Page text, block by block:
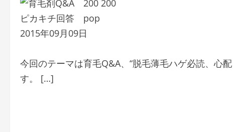
2015年09月09日
今回のテーマは育毛Q&A、“脱毛薄毛ハゲ必読、心
す。 […]